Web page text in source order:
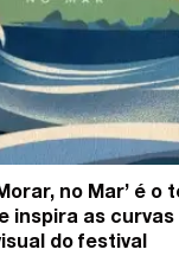
no Mar’ é o
inspira as
do festival